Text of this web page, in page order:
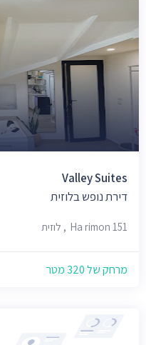
Valley Suites
דירת נופש בלוזית
Ha rimon 151, לוזית
מרחק של 320 מטר